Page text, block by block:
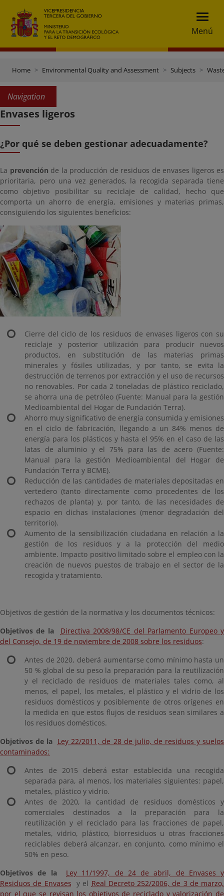
Menú
Home Environmental Quality and Assessment Subjects
Navigation
Envases ligeros
¿Por qué se deben gestionar adecuadamente?
La prevención de la producción de residuos de envases ligeros es
prioritaria, pero una vez generados, la recogida separada tiene
como objetivo posibilitar su reciclaje de calidad, hecho que
comporta un ahorro de energía, emisiones y materias primas,
consiguiendo los siguientes beneficios:
Cierre del ciclo de los residuos de envases ligeros con su
reciclaje y posterior utilización para producir nuevos
productos, en substitución de las materias primas
minerales y fósiles utilizadas, y por tanto, se evita la
destrucción de terrenos por extracción y el uso de recursos
no renovables. Por cada 2 toneladas de plástico reciclado,
se ahorra una de petróleo (Fuente: Manual para la gestión
Medioambiental del Hogar de Fundación Terra).
Ahorro muy significativo de energía consumida y emisiones
en el ciclo de fabricación, llegando a un 84% menos de
energía para los plásticos y hasta el 95% en el caso de las
latas de aluminio y el 75% para las de acero (Fuente:
Manual para la gestión Medioambiental del Hogar de
Fundación Terra y BCME).
Reducción de las cantidades de materiales depositadas en
vertedero (tanto directamente como procedentes de los
rechazos de planta) y, por tanto, de las necesidades de
espacio en dichas instalaciones (menor degradación del
territorio).
Aumento de la sensibilización ciudadana en relación a la
gestión de los residuos y a la protección del medio
ambiente. Impacto positivo limitado sobre el empleo con la
creación de nuevos puestos de trabajo en el sector de la
recogida y tratamiento.
Objetivos de gestión de la normativa y los documentos técnicos:
Objetivos de la
Directiva 2008/98/CE del Parlamento Europeo y
del Consejo, de 19 de noviembre de 2008 sobre los residuos:
Antes de 2020, deberá aumentarse como mínimo hasta un
50 % global de su peso la preparación para la reutilización
y el reciclado de residuos de materiales tales como, al
menos, el papel, los metales, el plástico y el vidrio de los
residuos domésticos y posiblemente de otros orígenes en
la medida en que estos flujos de residuos sean similares a
los residuos domésticos.
Objetivos de la Ley 22/2011, de 28 de julio, de residuos y suelos
contaminados:
Antes de 2015 deberá estar establecida una recogida
separada para, al menos, los materiales siguientes: papel,
metales, plástico y vidrio.
Antes de 2020, la cantidad de residuos domésticos y
comerciales destinados a la preparación para la
reutilización y el reciclado para las fracciones de papel,
metales, vidrio, plástico, biorresiduos u otras fracciones
reciclables deberá alcanzar, en conjunto, como mínimo el
50% en peso.
Objetivos de la
Ley 11/1997, de 24 de abril, de Envases y
Residuos de Envases y el Real Decreto 252/2006, de 3 de marzo,
por el que se revisan los objetivos de reciclado y valorización de